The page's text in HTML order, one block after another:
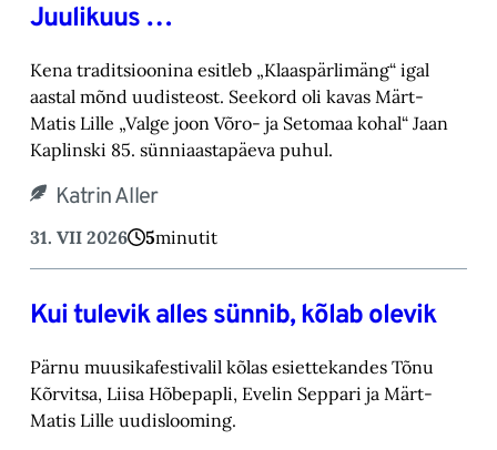
Juulikuus …
Kena traditsioonina esitleb „Klaaspärlimäng“ igal
aastal mõnd uudisteost. Seekord oli kavas Märt-
Matis Lille „Valge joon Võro- ja Setomaa kohal“ Jaan
Kaplinski 85. sünniaastapäeva puhul.
Katrin Aller
31. VII 2026 5minutit
Kui tulevik alles sünnib, kõlab olevik
Pärnu muusikafestivalil kõlas esiettekandes Tõnu
Kõrvitsa, Liisa Hõbepapli, Evelin Seppari ja Märt-
Matis Lille uudislooming.